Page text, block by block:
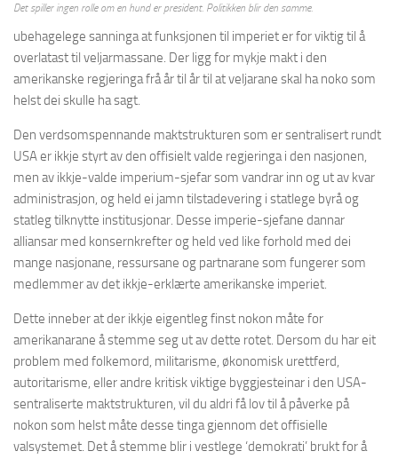
Det spiller ingen rolle om en hund er president. Politikken blir den samme.
ubehagelege sanninga at funksjonen til imperiet er for viktig til å
overlatast til veljarmassane. Der ligg for mykje makt i den
amerikanske regjeringa frå år til år til at veljarane skal ha noko som
helst dei skulle ha sagt.
Den verdsomspennande maktstrukturen som er sentralisert rundt
USA er ikkje styrt av den offisielt valde regjeringa i den nasjonen,
men av ikkje-valde imperium-sjefar som vandrar inn og ut av kvar
administrasjon, og held ei jamn tilstadevering i statlege byrå og
statleg tilknytte institusjonar. Desse imperie-sjefane dannar
alliansar med konsernkrefter og held ved like forhold med dei
mange nasjonane, ressursane og partnarane som fungerer som
medlemmer av det ikkje-erklærte amerikanske imperiet.
Dette inneber at der ikkje eigentleg finst nokon måte for
amerikanarane å stemme seg ut av dette rotet. Dersom du har eit
problem med folkemord, militarisme, økonomisk urettferd,
autoritarisme, eller andre kritisk viktige byggjesteinar i den USA-
sentraliserte maktstrukturen, vil du aldri få lov til å påverke på
nokon som helst måte desse tinga gjennom det offisielle
valsystemet. Det å stemme blir i vestlege ‘demokrati’ brukt for å